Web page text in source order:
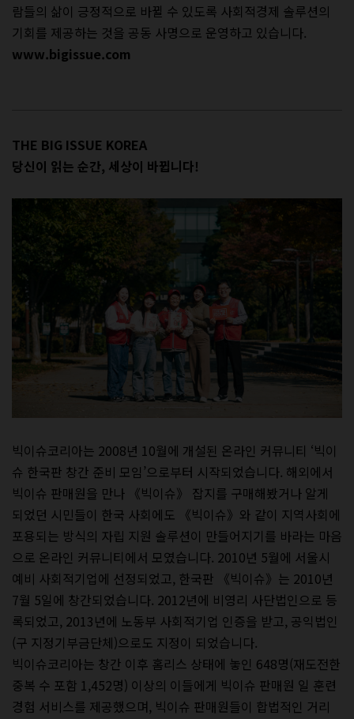
람들의 삶이 긍정적으로 바뀔 수 있도록 사회적경제 솔루션의
기회를 제공하는 것을 공동 사명으로 운영하고 있습니다.
www.bigissue.com
THE BIG ISSUE KOREA
당신이 읽는 순간, 세상이 바뀝니다!
빅이슈코리아는 2008년 10월에 개설된 온라인 커뮤니티 ‘빅이
슈 한국판 창간 준비 모임’으로부터 시작되었습니다. 해외에서
빅이슈 판매원을 만나 《빅이슈》 잡지를 구매해봤거나 알게
되었던 시민들이 한국 사회에도 《빅이슈》와 같이 지역사회에
포용되는 방식의 자립 지원 솔루션이 만들어지기를 바라는 마음
으로 온라인 커뮤니티에서 모였습니다. 2010년 5월에 서울시
예비 사회적기업에 선정되었고, 한국판 《빅이슈》는 2010년
7월 5일에 창간되었습니다. 2012년에 비영리 사단법인으로 등
록되었고, 2013년에 노동부 사회적기업 인증을 받고, 공익법인
(구 지정기부금단체)으로도 지정이 되었습니다.
빅이슈코리아는 창간 이후 홈리스 상태에 놓인 648명(재도전한
중복 수 포함 1,452명) 이상의 이들에게 빅이슈 판매원 일 훈련
경험 서비스를 제공했으며, 빅이슈 판매원들이 합법적인 거리